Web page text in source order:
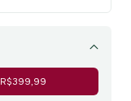
R$399,99